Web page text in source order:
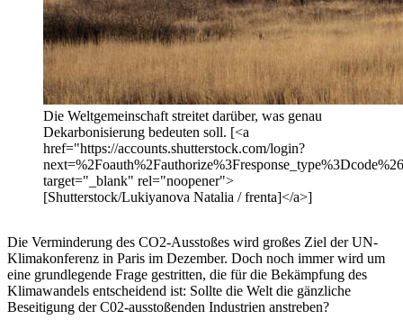
Die Weltgemeinschaft streitet darüber, was genau
Dekarbonisierung bedeuten soll. [<a
href="https://accounts.shutterstock.com/login?
target="_blank" rel="noopener">
[Shutterstock/Lukiyanova Natalia / frenta]</a>]
Die Verminderung des CO2-Ausstoßes wird großes Ziel der UN-
Klimakonferenz in Paris im Dezember. Doch noch immer wird um
eine grundlegende Frage gestritten, die für die Bekämpfung des
Klimawandels entscheidend ist: Sollte die Welt die gänzliche
Beseitigung der C02-ausstoßenden Industrien anstreben?